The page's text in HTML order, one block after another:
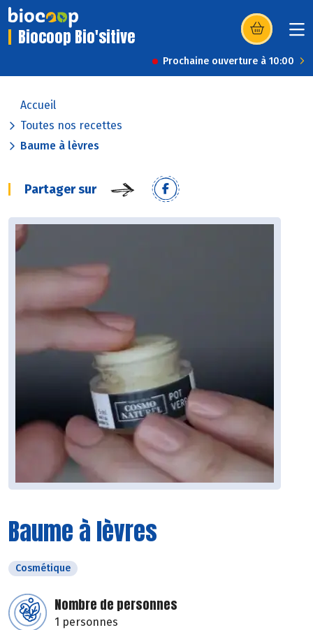
Biocoop Bio'sitive (s’ouvre dans
Prochaine ouverture à 10:00
Accueil
Toutes nos recettes
Baume à lèvres
Partager sur
Baume à lèvres
Cosmétique
Nombre de personnes
1 personnes